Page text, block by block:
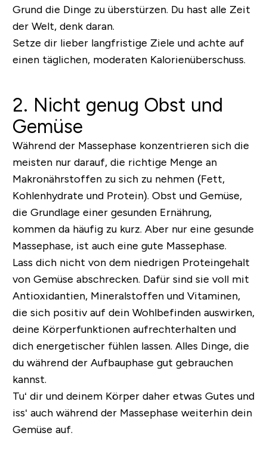
Grund die Dinge zu überstürzen. Du hast alle Zeit
der Welt, denk daran.
Setze dir lieber langfristige Ziele und achte auf
einen täglichen, moderaten Kalorienüberschuss.
2. Nicht genug Obst und
Gemüse
Während der Massephase konzentrieren sich die
meisten nur darauf, die richtige Menge an
Makronährstoffen zu sich zu nehmen (Fett,
Kohlenhydrate und Protein). Obst und Gemüse,
die Grundlage einer gesunden Ernährung,
kommen da häufig zu kurz. Aber nur eine gesunde
Massephase, ist auch eine gute Massephase.
Lass dich nicht von dem niedrigen Proteingehalt
von Gemüse abschrecken. Dafür sind sie voll mit
Antioxidantien, Mineralstoffen und Vitaminen,
die sich positiv auf dein Wohlbefinden auswirken,
deine Körperfunktionen aufrechterhalten und
dich energetischer fühlen lassen. Alles Dinge, die
du während der Aufbauphase gut gebrauchen
kannst.
Tu‘ dir und deinem Körper daher etwas Gutes und
iss‘ auch während der Massephase weiterhin dein
Gemüse auf.